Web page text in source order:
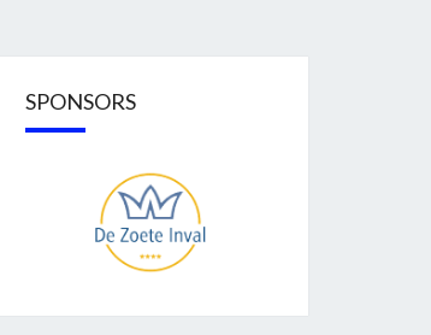
SPONSORS